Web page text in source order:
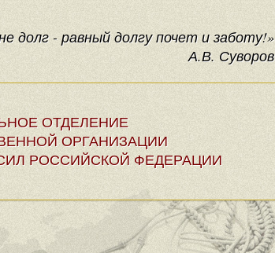
долг - равный долгу почет и заботу!»
А.В. Суворов
ОТДЕЛЕНИЕ
ОРГАНИЗАЦИИ
РОССИЙСКОЙ ФЕДЕРАЦИИ